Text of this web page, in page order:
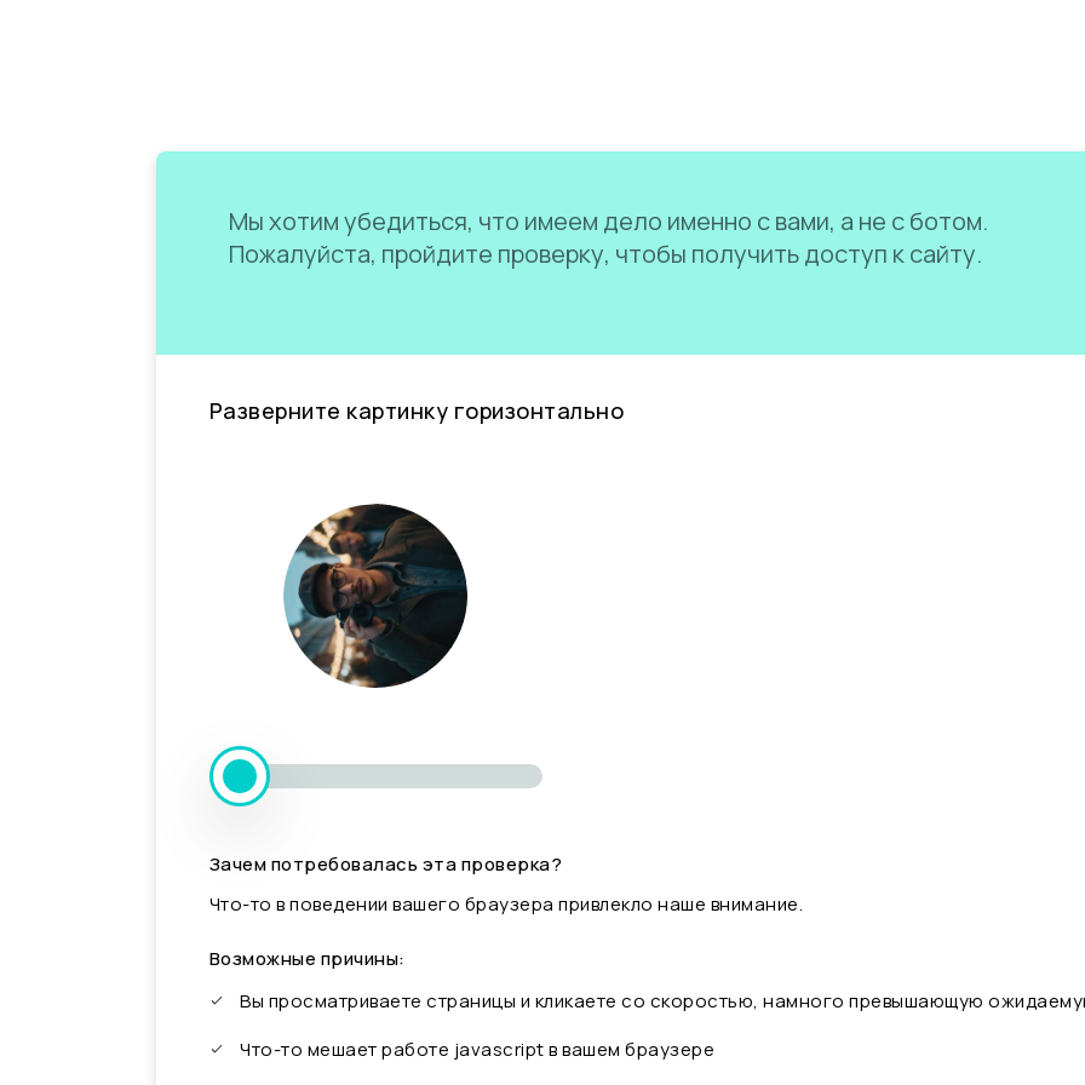
Мы хотим убедиться, что имеем дело именно с вами, а не с ботом.
Пожалуйста, пройдите проверку, чтобы получить доступ к сайту.
Разверните картинку горизонтально
Зачем потребовалась эта проверка?
Что-то в поведении вашего браузера привлекло наше внимание.
Возможные причины:
Вы просматриваете страницы и кликаете со скоростью, намного превышающую
Что-то мешает работе javascript в вашем браузере